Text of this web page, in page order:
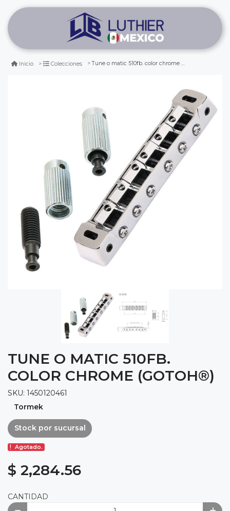
Inicio Colecciones Tune o matic 510fb. color chrome (gotoh®)
TUNE O MATIC 510FB.
COLOR CHROME (GOTOH®)
SKU: 1450120461
Tormek
Stock por sucursal
Agotado.
$ 2,284.56
CANTIDAD